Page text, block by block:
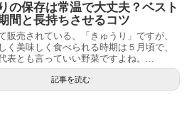
の保存は常温で大丈夫？ベスト
間と長持ちさせるコツ
販売されている、「きゅうり」ですが、
く美味しく食べられる時期は５月頃で、
表とも言っていい野菜ですよね。...
記事を読む